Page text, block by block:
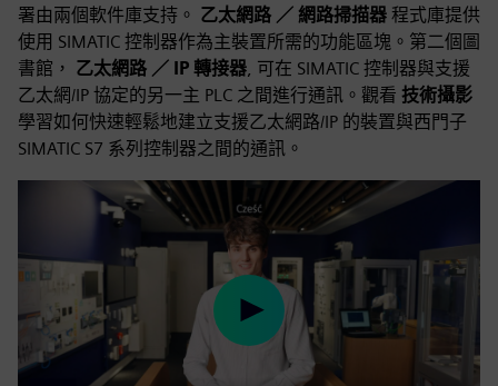
署由兩個軟件庫支持。 乙太網路 ／ 網路掃描器 程式庫提供
使用 SIMATIC 控制器作為主裝置所需的功能區塊。第二個圖
書館， 乙太網路 ／ IP 轉接器 , 可在 SIMATIC 控制器與支援
乙太網/IP 協定的另一主 PLC 之間進行通訊。觀看 技術攝影
學習如何快速輕鬆地建立支援乙太網路/IP 的裝置與西門子
SIMATIC S7 系列控制器之間的通訊。
Play